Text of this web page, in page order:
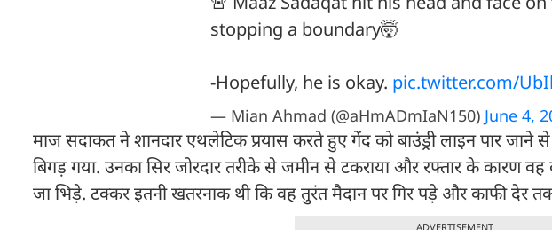
stopping a boundary🤯
-Hopefully, he is okay. pic.twitter.com/
— Mian Ahmad (@aHmADmIaN150) June 4,
माज सदाकत ने शानदार एथलेटिक प्रयास करते हुए गेंद को बाउंड्री लाइन पार
बिगड़ गया. उनका सिर जोरदार तरीके से जमीन से टकराया और रफ्तार के कारण वह
जा भिड़े. टक्कर इतनी खतरनाक थी कि वह तुरंत मैदान पर गिर पड़े और काफी देर
ADVERTISEMENT